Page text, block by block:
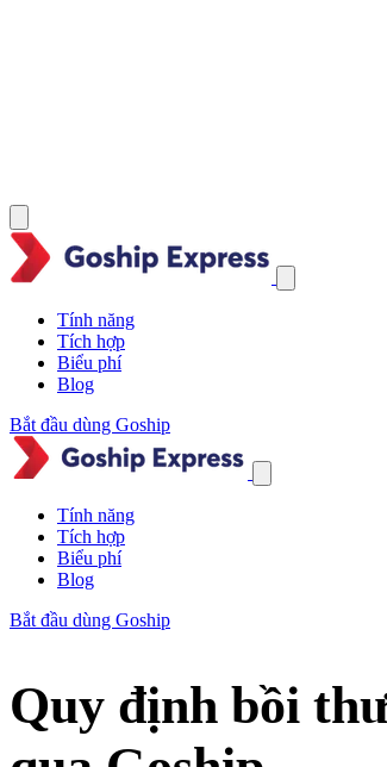
Tính năng
Tích hợp
Biểu phí
Blog
Bắt đầu dùng Goship
Tính năng
Tích hợp
Biểu phí
Blog
Bắt đầu dùng Goship
Quy định bồi